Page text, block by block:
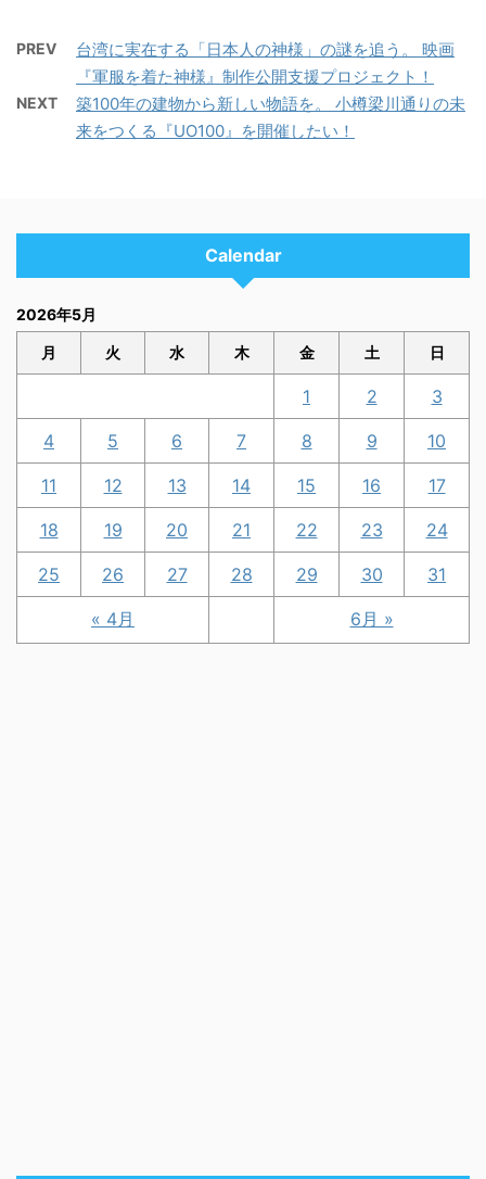
PREV
台湾に実在する「日本人の神様」の謎を追う。 映画
『軍服を着た神様』制作公開支援プロジェクト！
NEXT
築100年の建物から新しい物語を。 小樽梁川通りの未
来をつくる『UO100』を開催したい！
Calendar
2026年5月
月 火 水 木 金 土 日
« 4月 6月 »
1 2 3
4 5 6 7 8 9 10
11 12 13 14 15 16 17
18 19 20 21 22 23 24
25 26 27 28 29 30 31